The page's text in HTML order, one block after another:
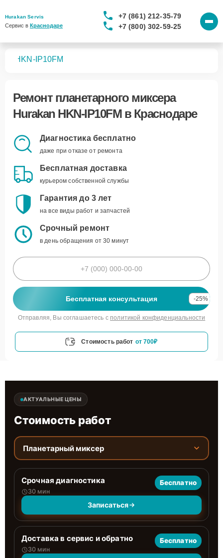
Hurakan Servis
Сервис в Краснодаре
+7 (861) 212-35-79
+7 (800) 302-59-25
HKN-IP10FM
Ремонт планетарного миксера
Hurakan HKN-IP10FMв Краснодаре
Диагностика бесплатно
даже при отказе от ремонта
Бесплатная доставка
курьером собственной службы
Гарантия до 3 лет
на все виды работ и запчастей
Срочный ремонт
в день обращения от 30 минут
Бесплатная консультация -25%
Отправляя, Вы соглашаетесь с политикой конфиденциальности
Стоимость работ от 700₽
АКТУАЛЬНЫЕ ЦЕНЫ
Стоимость работ
Планетарный миксер
Срочная диагностика
30 мин
Бесплатно
Записаться
Доставка в сервис и обратно
30 мин
Бесплатно